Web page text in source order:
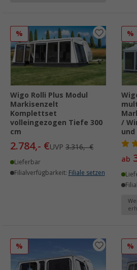
%
Wigo Rolli Plus Modul
Markisenzelt
Komplettset
volleingezogen Tiefe 300
cm
2.784,- €UVP 3.316,- €
Lieferbar
Filialverfügbarkeit: Filiale setzen
%
/
und
ab
% %